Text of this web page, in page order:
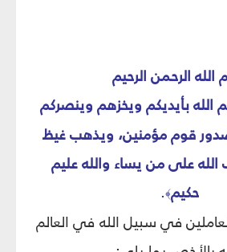
الرحمن الرحيم‏
الله بأيديكم ويخزهم وينصركم
قوم مؤمنين، ويذهب غيظ
على من يساء والله عليم
حكيم﴾.
في سبيل الله في العالم